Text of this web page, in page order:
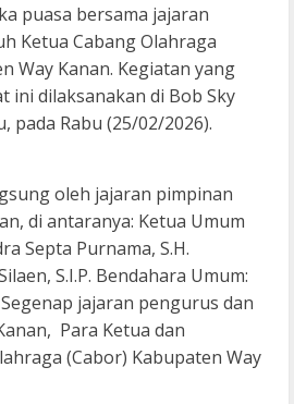
puasa bersama jajaran
Ketua Cabang Olahraga
Way Kanan. Kegiatan yang
ini dilaksanakan di Bob Sky
pada Rabu (25/02/2026).
oleh jajaran pimpinan
di antaranya: Ketua Umum
Septa Purnama, S.H.
S.I.P. Bendahara Umum:
Segenap jajaran pengurus dan
Para Ketua dan
(Cabor) Kabupaten Way